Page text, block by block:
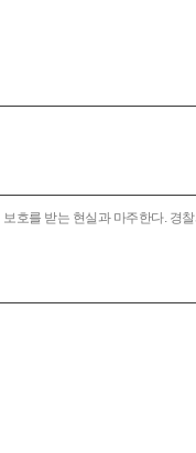
호를 받는 현실과 마주한다.